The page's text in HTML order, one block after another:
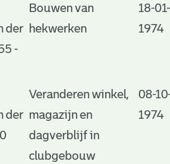
der
-
Bouwen van
hekwerken
18-01-
1974
der
Veranderen winkel,
magazijn en
dagverblijf in
clubgebouw
08-
1974